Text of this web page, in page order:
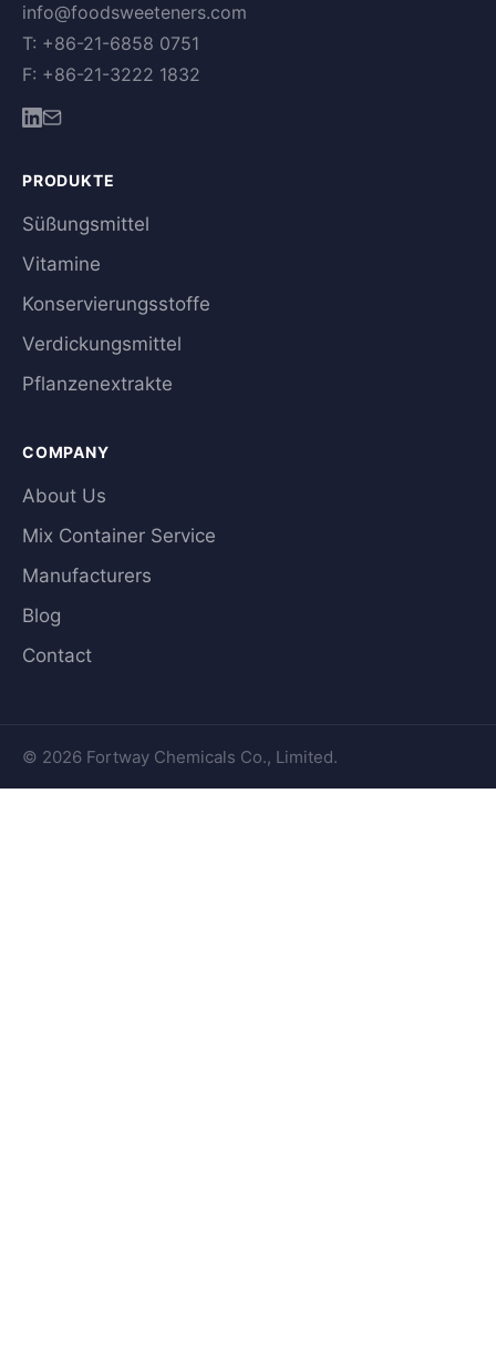
info@foodsweeteners.com
T: +86-21-6858 0751
F: +86-21-3222 1832
PRODUKTE
Süßungsmittel
Vitamine
Konservierungsstoffe
Verdickungsmittel
Pflanzenextrakte
COMPANY
About Us
Mix Container Service
Manufacturers
Blog
Contact
© 2026 Fortway Chemicals Co., Limited.